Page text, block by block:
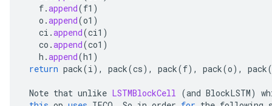
f.append(f1 )
o .append(o1 )
ci .append(ci1 )
co .append(co1 )
h .append(h1 )
return pack(i), pack(cs), pack(f), pack(o), pack(
Note that unlike LSTMBlockCell (and BlockLSTM)